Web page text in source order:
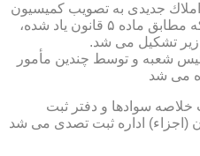
و املاك جدیدی به تصویب كمیسیون
عدلیه مجلس شورای ملی رسید كه مطابق ماده ۵ قانون یاد شده،
زیر تشكیل می شد.
شعبه و توسط چندین مأمور
می شد
خلاصه سوادها و دفتر ثبت
(اجزاء) اداره ثبت تصدی می شد